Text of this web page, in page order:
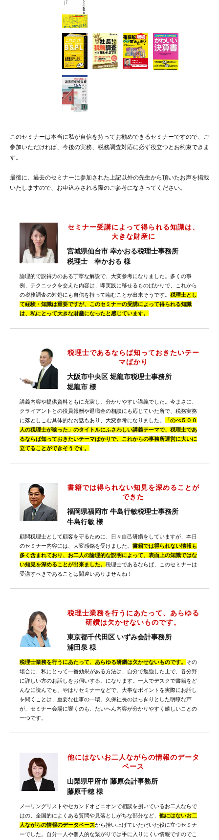
このセミナーは本当に私が自信を持ってお勧めできるセミナーですので、ご
参加いただければ、今後の実務、税務調査対応に必ず役立つとお約束できま
す。
最後に、過去のセミナーに参加された上記以外の先生から頂いたお声を掲載
いたしますので、お申込みされる際のご参考になさってください。
セミナー受講によって得られる知識は、
大きな財産に
宮城県仙台市 幸かおる税理士事務所
税理士 幸かおる 様
論理的で説得力のある丁寧な解説で、大変参考になりました。多くの事
例、テクニックを交えた内容は、即実践に移せるものばかりで、これから
の税務調査の対処にも自信を持って臨むことが出来そうです。 税理士とし
て経験・知識は重要ですが、このセミナーの受講によって得られる知識
は、私にとって大きな財産になったと感じています。
税理士であるならば知っておきたいテー
マばかり
大阪市中央区 堀龍市税理士事務所
堀龍市 様
講義内容や提供資料ともに充実し、分かりやすい講義でした。今まさに、
クライアントとの役員報酬や退職金の相談にも応じていた所で、税務実務
に落としこむ具体的なお話もあり、大変参考になりました。
「のべ５００
人の税理士が唸った」のタイトルにふさわしい講義テーマで、税理士であ
るならば知っておきたいテーマばかりで、これからの事務所運営に大いに
立てることができそうです。
書籍では得られない知見を深めることが
できた
福岡県福岡市 牛島行敏税理士事務所
牛島行敏 様
顧問税理士として顧客を守るために、日々自己研鑽をしていますが、本日
のセミナー内容には、大変感銘を受けました。 書籍では得られない情報も
多く含まれており、お二人の論理的な説明によって、表面上の知識ではな
い知見を深めることが出来ました。 税理士であるならば、このセミナーは
受講すべきであることは間違いありませんね！
税理士業務を行うにあたって、あらゆる
研鑽は欠かせないものです。
東京都千代田区 いずみ会計事務所
浦田泉 様
税理士業務を行うにあたって、あらゆる研鑽は欠かせないものです。 その
場合に、私にとって一番効果がある方法は、自分で勉強した上で、各分野
に詳しい方のお話しをお伺いする、になります。一人でデスクで書籍をど
んなに読んでも、やはりセミナーなどで、大事なポイントを実際にお話し
を聞くことは、重要な仕事の一環。久保社長のはっきりとした明瞭な声
が、セミナー会場に響くのも、たいへん内容が分かりやすく嬉しいことの
一つです。
他にはないお二人ながらの情報のデータ
ベース
山梨県甲府市 藤原会計事務所
藤原千穂 様
メーリングリストやセカンドオピニオンで相談を捌いているお二人ならで
はの、全国的によくある質問や見落としがちな部分など、 他にはないお二
人ながらの情報のデータベースから拾い上げていただいた役に立つセミナ
ーでした。自分一人や個人的な繋がりでは手に入りにくい情報ですのでこ